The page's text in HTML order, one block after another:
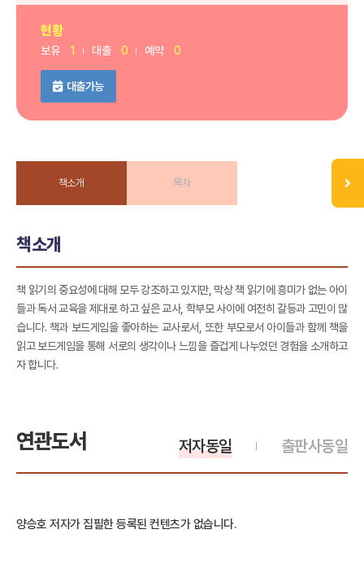
현황
보유 1 대출 0 예약 0
대출가능
책소개 목차
책소개
책 읽기의 중요성에 대해 모두 강조하고 있지만, 막상 책 읽기에 흥미가 없는 아이
들과 독서 교육을 제대로 하고 싶은 교사, 학부모 사이에 여전히 갈등과 고민이 많
습니다. 책과 보드게임을 좋아하는 교사로서, 또한 부모로서 아이들과 함께 책을
읽고 보드게임을 통해 서로의 생각이나 느낌을 즐겁게 나누었던 경험을 소개하고
자 합니다.
연관도서 출판사동일
저자동일
양승호 저자가 집필한 등록된 컨텐츠가 없습니다.